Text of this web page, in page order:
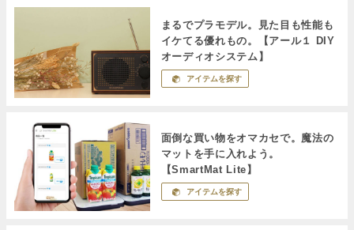
まるでプラモデル。見た目も性能も
イケてる優れもの。【アール１ DIY
オーディオシステム】
アイテムを探す
面倒な買い物をオマカセで。魔法の
マットを手に入れよう。
【SmartMat Lite】
アイテムを探す